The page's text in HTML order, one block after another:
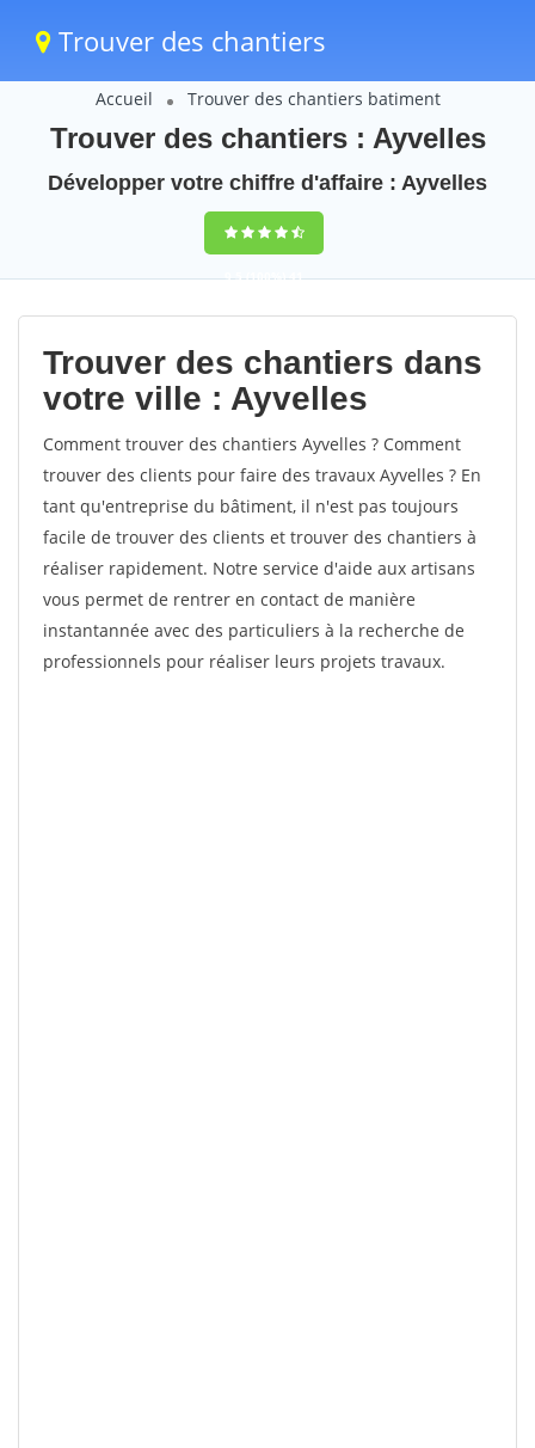
Trouver des chantiers
Accueil Trouver des chantiers batiment
Trouver des chantiers : Ayvelles
Développer votre chiffre d'affaire : Ayvelles
9,5(100%)41
votes
Trouver des chantiers dans
votre ville : Ayvelles
Comment trouver des chantiers Ayvelles ? Comment
trouver des clients pour faire des travaux Ayvelles ? En
tant qu'entreprise du bâtiment, il n'est pas toujours
facile de trouver des clients et trouver des chantiers à
réaliser rapidement. Notre service d'aide aux artisans
vous permet de rentrer en contact de manière
instantannée avec des particuliers à la recherche de
professionnels pour réaliser leurs projets travaux.